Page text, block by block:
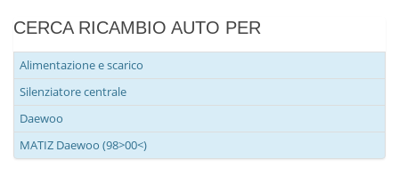
CERCA RICAMBIO AUTO PER
Alimentazione e scarico
Silenziatore centrale
Daewoo
MATIZ Daewoo (98>00<)